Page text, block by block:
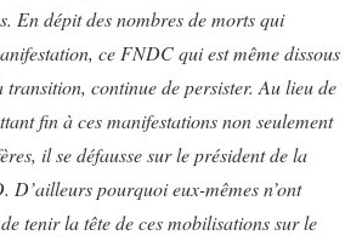
En dépit des nombres de morts qui
ce FNDC qui est même dissous
continue de persister. Au lieu de
fin à ces manifestations non seulement
il se défausse sur le président de la
D’ailleurs pourquoi eux-mêmes n’ont
tenir la tête de ces mobilisations sur le